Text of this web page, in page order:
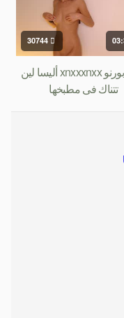
افلام بورنو xnxxxnxx أليسا لين
تتناك فى مطبخها